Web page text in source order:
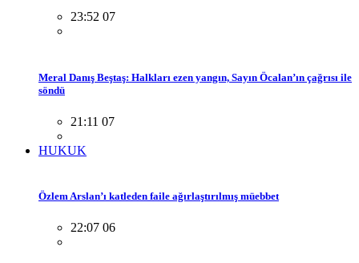
23:52 07
Meral Danış Beştaş: Halkları ezen yangın, Sayın Öcalan’ın çağrısı ile
söndü
21:11 07
HUKUK
Özlem Arslan’ı katleden faile ağırlaştırılmış müebbet
22:07 06